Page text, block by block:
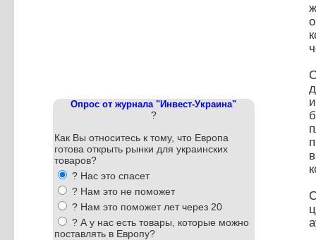
Опрос от журнала "Инвест-Украина"
?
Как Вы относитесь к тому, что Европа
готова открыть рынки для украинских
товаров?
? Нас это спасет
? Нам это не поможет
? Нам это поможет лет через 20
? А у нас есть товары, которые можно
поставлять в Европу?